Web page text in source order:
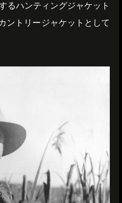
るハンティングジャケット
ントリージャケットとして